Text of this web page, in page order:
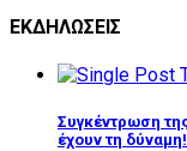
ΕΚΔΗΛΩΣΕΙΣ
Συγκέντρωση
έχουν τη